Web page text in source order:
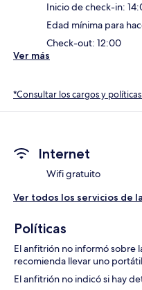
Inicio de check-in:
Edad mínima para
Check-out: 12:00
Ver más
*Consultar los cargos y
Internet
Wifi gratuito
Ver todos los servicios de
Políticas
El anfitrión no informó sobre
recomienda llevar uno
El anfitrión no indicó si hay